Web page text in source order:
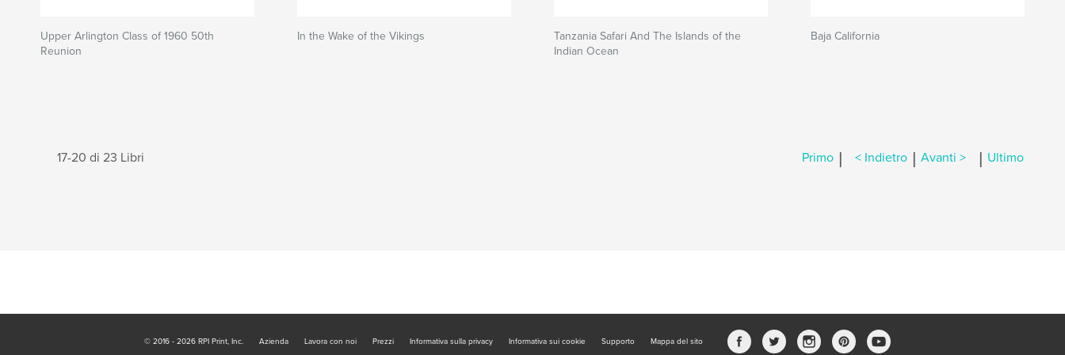
Upper Arlington Class of 1960 50th
Reunion
In the Wake of the Vikings
Tanzania Safari And The Islands of the
Indian Ocean
Baja California
17-20 di 23 Libri Primo | < Indietro | Avanti > | Ultimo
© 2016 - 2026 RPI Print, Inc. Azienda Lavora con noi Prezzi Informativa sulla privacy Informativa sui cookie Supporto Mappa del sito